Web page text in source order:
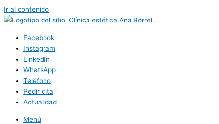
Ir al contenido
Facebook
Instagram
LinkedIn
WhatsApp
Teléfono
Pedir cita
Actualidad
Menú